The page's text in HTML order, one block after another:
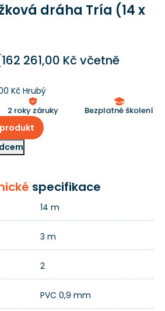
dráha Tría (14 x
162 261,00 Kčvčetně
Kč Hrubý
2 roky záruky Bezplatné školení
specifikace
14 m
3 m
2
PVC 0,9 mm